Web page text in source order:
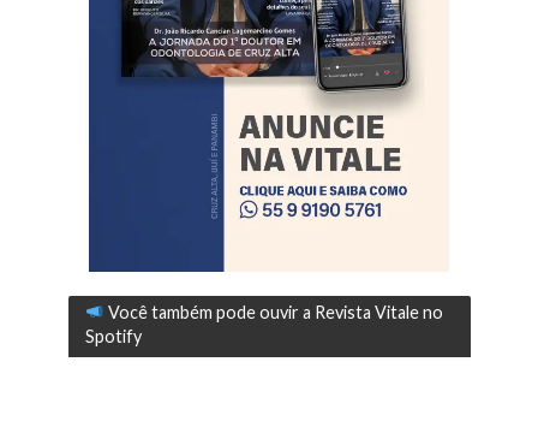
Você também pode ouvir a Revista Vitale no
Spotify